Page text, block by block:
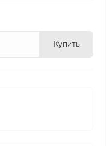
Купить